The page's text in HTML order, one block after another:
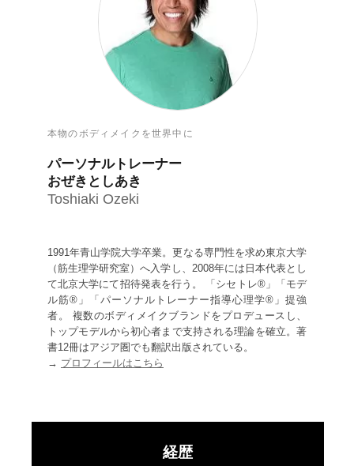
本物のボディメイクを世界中に
パーソナルトレーナー
おぜきとしあき
Toshiaki Ozeki
1991年青山学院大学卒業。更なる専門性を求め東京大学
（筋生理学研究室）へ入学し、2008年には日本代表とし
て北京大学にて招待発表を行う。 「シセトレ®」「モデ
ル筋®」「パーソナルトレーナー指導心理学®」提強
者。 複数のボディメイクブランドをプロデュースし、
トップモデルから初心者まで支持される理論を確立。著
書12冊はアジア圏でも翻訳出版されている。
→ プロフィールはこちら
経歴